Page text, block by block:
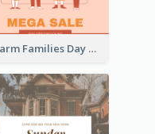
Warm Families Day Sales Instagram Post